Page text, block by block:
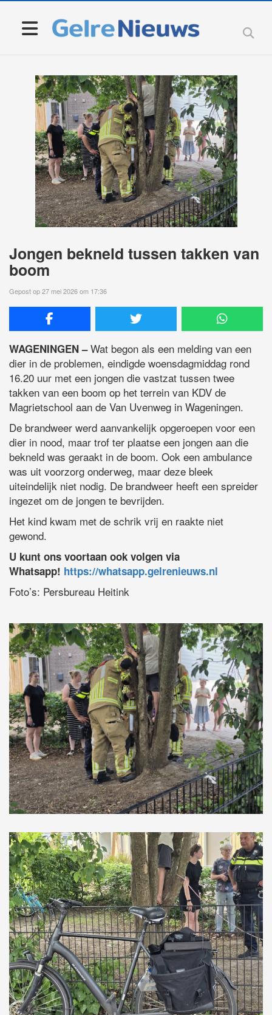
Jongen bekneld tussen takken van
boom
Gepost op 27 mei 2026 om 17:36
WAGENINGEN –Wat begon als een melding van een
dier in de problemen, eindigde woensdagmiddag rond
16.20 uur met een jongen die vastzat tussen twee
takken van een boom op het terrein van KDV de
Magrietschool aan de Van Uvenweg in Wageningen.
De brandweer werd aanvankelijk opgeroepen voor een
dier in nood, maar trof ter plaatse een jongen aan die
bekneld was geraakt in de boom. Ook een ambulance
was uit voorzorg onderweg, maar deze bleek
uiteindelijk niet nodig. De brandweer heeft een spreider
ingezet om de jongen te bevrijden.
Het kind kwam met de schrik vrij en raakte niet
gewond.
U kunt ons voortaan ook volgen via
Whatsapp! https://whatsapp.gelrenieuws.nl
Foto’s: Persbureau Heitink